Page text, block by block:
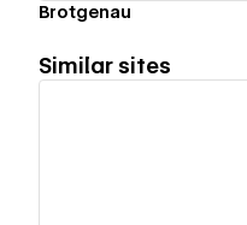
Brotgenau
Similar sites